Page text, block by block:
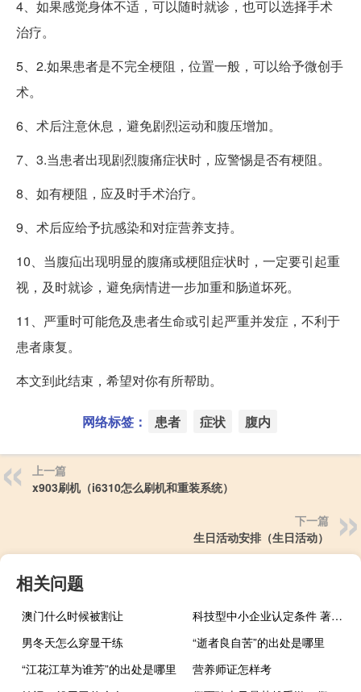
4、如果感觉身体不适，可以随时就诊，也可以选择手术
治疗。
5、2.如果患者是不完全梗阻，位置一般，可以给予微创手
术。
6、术后注意休息，避免剧烈运动和腹压增加。
7、3.当患者出现剧烈腹痛症状时，应警惕是否有梗阻。
8、如有梗阻，应及时手术治疗。
9、术后应给予抗感染和对症营养支持。
10、当腹疝出现明显的腹痛或梗阻症状时，一定要引起重
视，及时就诊，避免病情进一步加重和肠道坏死。
11、严重时可能危及患者生命或引起严重并发症，不利于
患者康复。
本文到此结束，希望对你有所帮助。
网络标签： 患者 症状 腹内
上一篇
x903刷机（i6310怎么刷机和重装系统）
下一篇
生日活动安排（生日活动）
相关问题
澳门什么时候被割让
科技型中小企业认定条件 著作权 数量（科技型中小企业认定条件）
男冬天怎么穿显干练
“逝者良自苦”的出处是哪里
“江花江草为谁芳”的出处是哪里
营养师证怎样考